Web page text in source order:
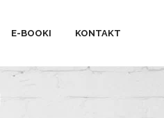
E-BOOKI KONTAKT